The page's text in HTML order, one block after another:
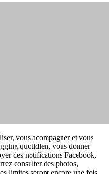
vous acompagner et vous
quotidien, vous donner
des notifications Facebook,
consulter des photos,
limites seront encore une fois